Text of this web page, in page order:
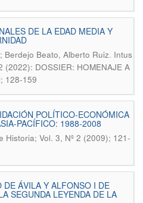
DE LA EDAD MEDIA Y
Berdejo Beato, Alberto Ruiz. Intus
(2022): DOSSIER: HOMENAJE A
128-159
POLÍTICO-ECONÓMICA
PACÍFICO: 1988-2008
Historia; Vol. 3, Nº 2 (2009); 121-
ÁVILA Y ALFONSO I DE
SEGUNDA LEYENDA DE LA